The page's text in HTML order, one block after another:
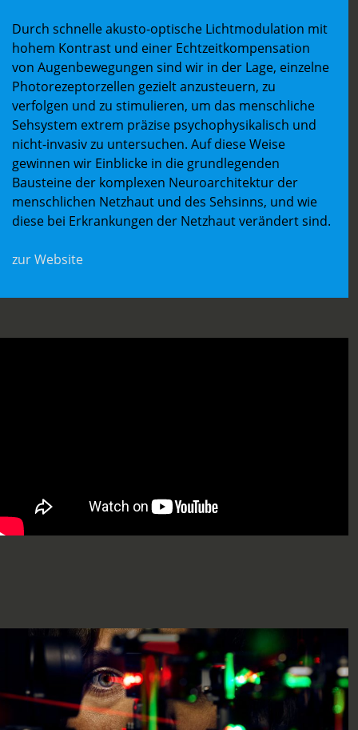
Durch schnelle akusto-optische Lichtmodulation mit
hohem Kontrast und einer Echtzeitkompensation
von Augenbewegungen sind wir in der Lage, einzelne
Photorezeptorzellen gezielt anzusteuern, zu
verfolgen und zu stimulieren, um das menschliche
Sehsystem extrem präzise psychophysikalisch und
nicht-invasiv zu untersuchen. Auf diese Weise
gewinnen wir Einblicke in die grundlegenden
Bausteine der komplexen Neuroarchitektur der
menschlichen Netzhaut und des Sehsinns, und wie
diese bei Erkrankungen der Netzhaut verändert sind.
zur Website